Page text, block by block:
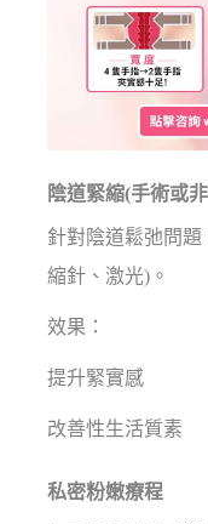
陰道緊縮(手術或
針對陰道鬆弛問
縮針、激光)。
效果：
提升緊實感
改善性生活質素
私密粉嫩療程